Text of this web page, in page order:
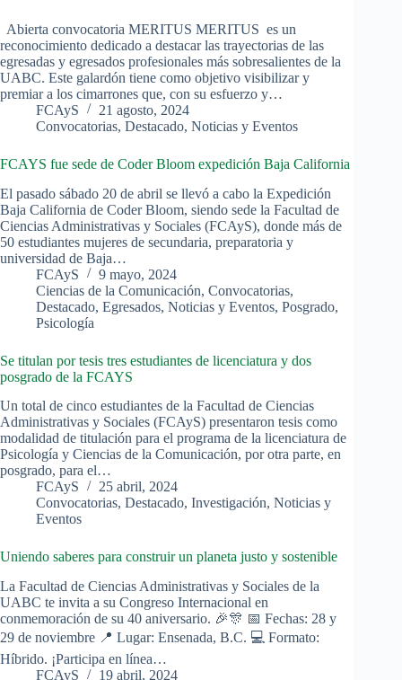
Abierta convocatoria MERITUS MERITUS es un
reconocimiento dedicado a destacar las trayectorias de las
egresadas y egresados profesionales más sobresalientes de la
UABC. Este galardón tiene como objetivo visibilizar y
premiar a los cimarrones que, con su esfuerzo y…
FCAyS
21 agosto, 2024
Convocatorias, Destacado, Noticias y Eventos
FCAYS fue sede de Coder Bloom expedición Baja California
El pasado sábado 20 de abril se llevó a cabo la Expedición
Baja California de Coder Bloom, siendo sede la Facultad de
Ciencias Administrativas y Sociales (FCAyS), donde más de
50 estudiantes mujeres de secundaria, preparatoria y
universidad de Baja…
FCAyS
9 mayo, 2024
Ciencias de la Comunicación, Convocatorias,
Destacado, Egresados, Noticias y Eventos, Posgrado,
Psicología
Se titulan por tesis tres estudiantes de licenciatura y dos
posgrado de la FCAYS
Un total de cinco estudiantes de la Facultad de Ciencias
Administrativas y Sociales (FCAyS) presentaron tesis como
modalidad de titulación para el programa de la licenciatura de
Psicología y Ciencias de la Comunicación, por otra parte, en
posgrado, para el…
FCAyS
25 abril, 2024
Convocatorias, Destacado, Investigación, Noticias y
Eventos
Uniendo saberes para construir un planeta justo y sostenible
La Facultad de Ciencias Administrativas y Sociales de la
UABC te invita a su Congreso Internacional en
conmemoración de su 40 aniversario. 🎉🎊 📅 Fechas: 28 y
29 de noviembre 📍 Lugar: Ensenada, B.C. 💻 Formato:
Híbrido. ¡Participa en línea…
FCAyS
19 abril, 2024